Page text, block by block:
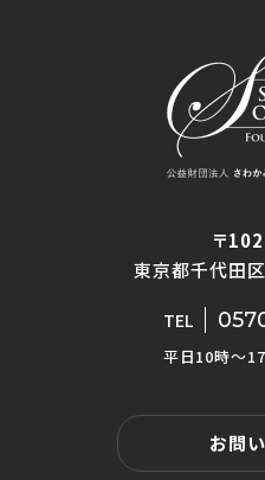
〒
東京都千代田
TEL
平日10時〜17
お問